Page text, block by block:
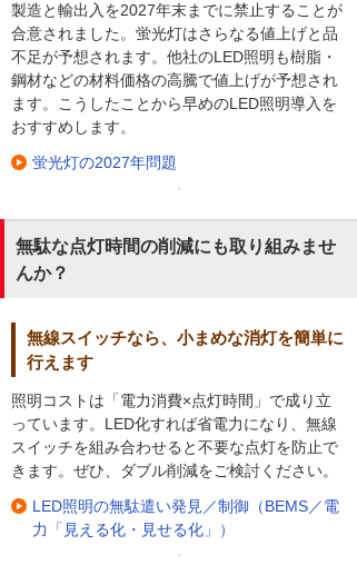
製造と輸出入を2027年末までに禁止することが
合意されました。蛍光灯はさらなる値上げと品
不足が予想されます。他社のLED照明も樹脂・
鋼材などの材料価格の高騰で値上げが予想され
ます。こうしたことから早めのLED照明導入を
おすすめします。
蛍光灯の2027年問題
無駄な点灯時間の削減にも取り組みませ
んか？
無線スイッチなら、小まめな消灯を簡単に
行えます
照明コストは「電力消費×点灯時間」で成り立
っています。LED化すれば省電力になり、無線
スイッチを組み合わせると不要な点灯を防止で
きます。ぜひ、ダブル削減をご検討ください。
LED照明の無駄遣い発見／制御（BEMS／電
力「見える化・見せる化」）